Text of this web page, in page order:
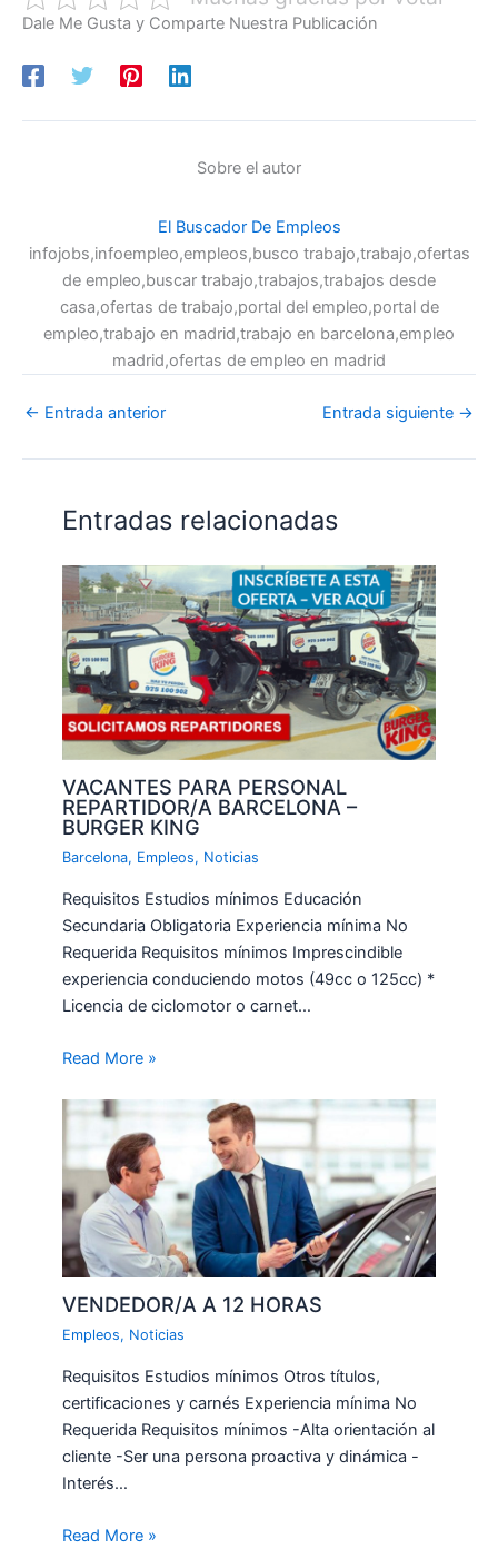
Dale Me Gusta y Comparte Nuestra Publicación
Sobre el autor
El Buscador De Empleos
infojobs,infoempleo,empleos,busco trabajo,trabajo,ofertas
de empleo,buscar trabajo,trabajos,trabajos desde
casa,ofertas de trabajo,portal del empleo,portal de
empleo,trabajo en madrid,trabajo en barcelona,empleo
madrid,ofertas de empleo en madrid
← Entrada anterior Entrada siguiente →
Entradas relacionadas
VACANTES PARA PERSONAL
REPARTIDOR/A BARCELONA –
BURGER KING
Barcelona, Empleos, Noticias
Requisitos Estudios mínimos Educación
Secundaria Obligatoria Experiencia mínima No
Requerida Requisitos mínimos Imprescindible
experiencia conduciendo motos (49cc o 125cc) *
Licencia de ciclomotor o carnet…
Read More »
VENDEDOR/A A 12 HORAS
Empleos, Noticias
Requisitos Estudios mínimos Otros títulos,
certificaciones y carnés Experiencia mínima No
Requerida Requisitos mínimos -Alta orientación al
cliente -Ser una persona proactiva y dinámica -
Interés…
Read More »